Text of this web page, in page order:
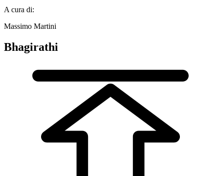
A cura di:
Massimo Martini
Bhagirathi